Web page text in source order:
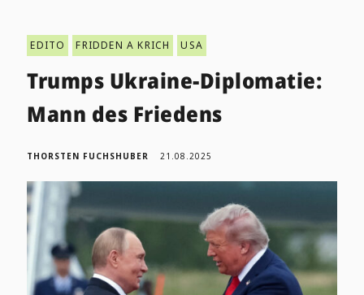
EDITO FRIDDEN A KRICH USA
Trumps Ukraine-Diplomatie:
Mann des Friedens
THORSTEN FUCHSHUBER 21.08.2025